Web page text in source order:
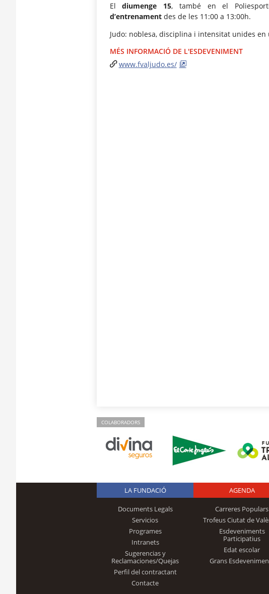
Eldiumenge 15, també en el
d’entrenamentdes de les 11:00 a 13:00h.
Judo: noblesa, disciplina i intensitat unides en
MÉS INFORMACIÓ DE L'ESDEVENIMENT
www.fvaljudo.es/
COLABORADORS
Logo
Trinidad
LA FUNDACIÓ
Documents Legals
Servicios
Programes
Intranets
Sugerencias y
Reclamaciones/Quejas
Perfil del contractant
Contacte
AGENDA
Carreres Populars
Trofeus Ciutat de
Esdeveniments
Participatius
Edat escolar
Grans